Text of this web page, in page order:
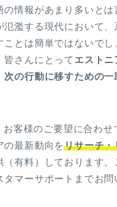
の情報があまり多いとは
氾濫する現代において、
とは簡単ではないでし
皆さんにとって エストニ
次の行動に移すための一
お客様のご要望に合わせ
の最新動向をリサーチ・
（有料）しております。
タマーサポートまでお問